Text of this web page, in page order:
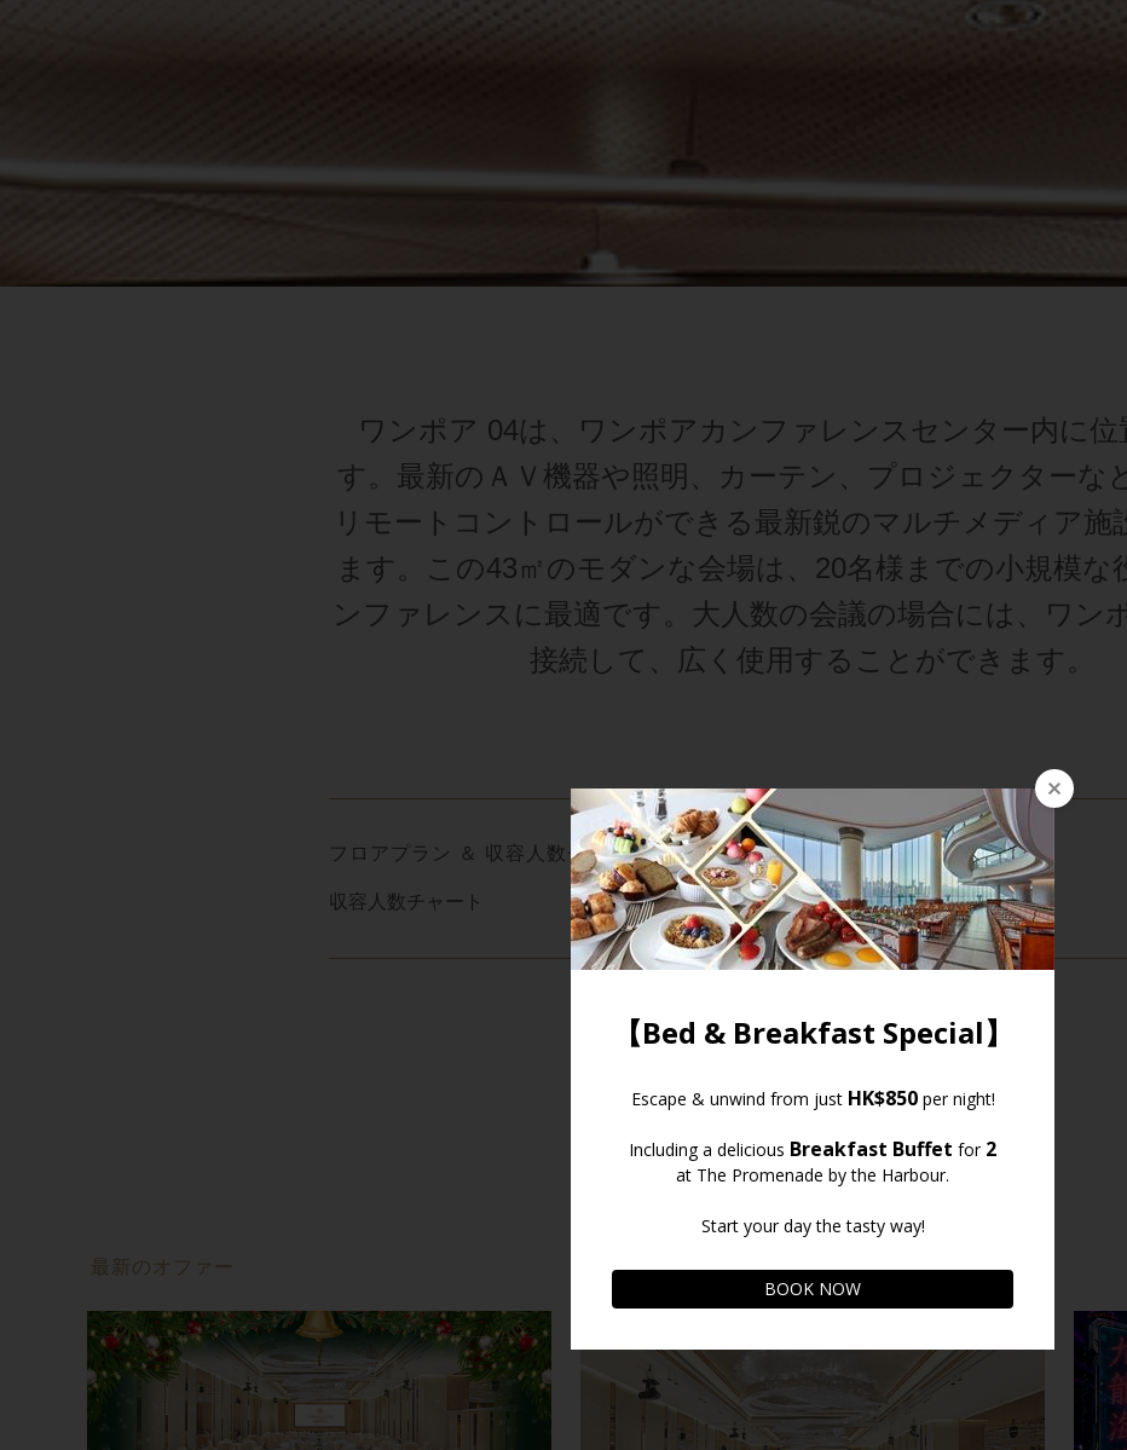
ワンポア 04は、ワンポアカンファレンスセンター内に位
す。最新のＡＶ機器や照明、カーテン、プロジェクターな
リモートコントロールができる最新鋭のマルチメディア施
ます。この43㎡のモダンな会場は、20名様までの小規模な
ンファレンスに最適です。大人数の会議の場合には、ワン
接続して、広く使用することができます。
フロアプラン ＆ 収容人数チャート
収容人数チャート
最新のオファー